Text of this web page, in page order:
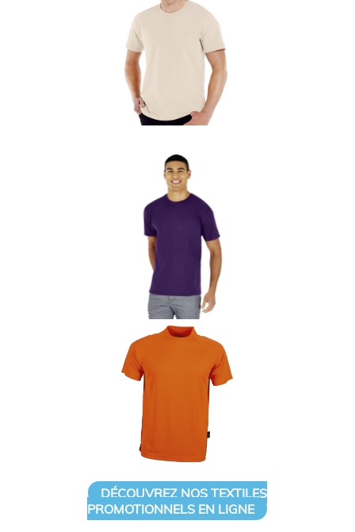
DÉCOUVREZ NOS TEXTILES
PROMOTIONNELS EN LIGNE